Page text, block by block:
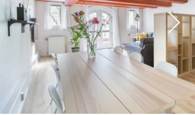
Welkom bij Van Keulen Beheer